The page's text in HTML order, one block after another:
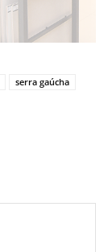
serra gaúcha